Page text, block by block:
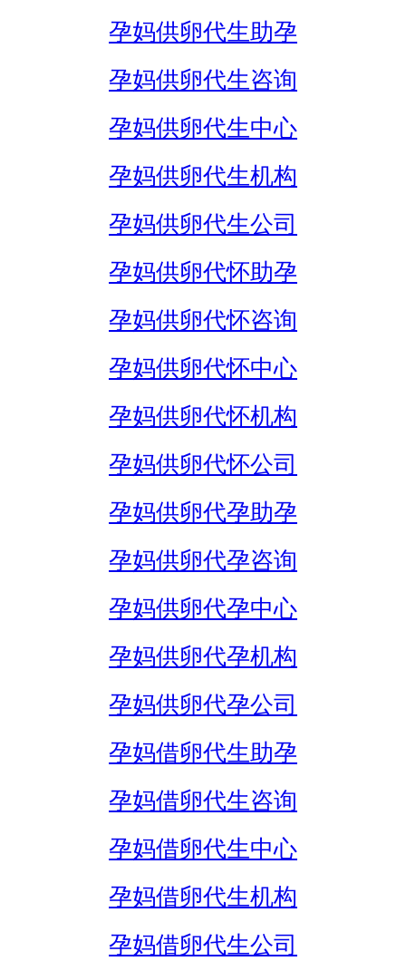
孕妈供卵代生助孕
孕妈供卵代生咨询
孕妈供卵代生中心
孕妈供卵代生机构
孕妈供卵代生公司
孕妈供卵代怀助孕
孕妈供卵代怀咨询
孕妈供卵代怀中心
孕妈供卵代怀机构
孕妈供卵代怀公司
孕妈供卵代孕助孕
孕妈供卵代孕咨询
孕妈供卵代孕中心
孕妈供卵代孕机构
孕妈供卵代孕公司
孕妈借卵代生助孕
孕妈借卵代生咨询
孕妈借卵代生中心
孕妈借卵代生机构
孕妈借卵代生公司